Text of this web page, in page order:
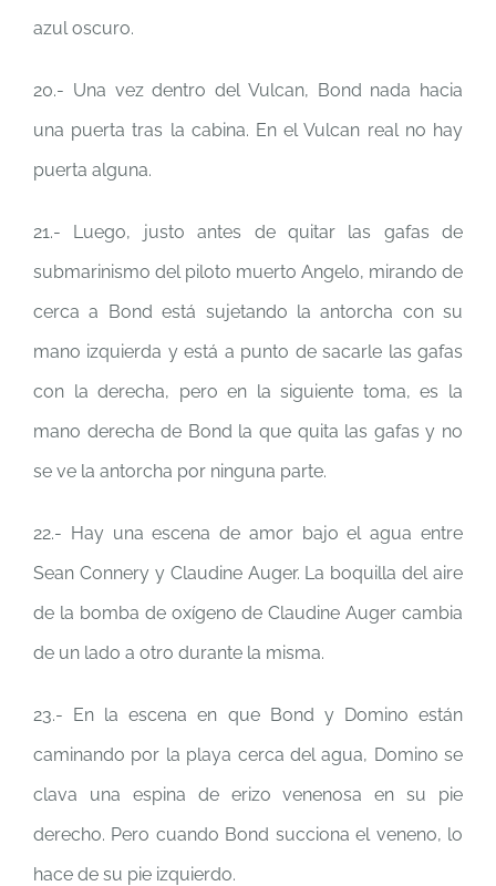
azul oscuro.
20.- Una vez dentro del Vulcan, Bond nada hacia
una puerta tras la cabina. En el Vulcan real no hay
puerta alguna.
21.- Luego, justo antes de quitar las gafas de
submarinismo del piloto muerto Angelo, mirando de
cerca a Bond está sujetando la antorcha con su
mano izquierda y está a punto de sacarle las gafas
con la derecha, pero en la siguiente toma, es la
mano derecha de Bond la que quita las gafas y no
se ve la antorcha por ninguna parte.
22.- Hay una escena de amor bajo el agua entre
Sean Connery y Claudine Auger. La boquilla del aire
de la bomba de oxígeno de Claudine Auger cambia
de un lado a otro durante la misma.
23.- En la escena en que Bond y Domino están
caminando por la playa cerca del agua, Domino se
clava una espina de erizo venenosa en su pie
derecho. Pero cuando Bond succiona el veneno, lo
hace de su pie izquierdo.